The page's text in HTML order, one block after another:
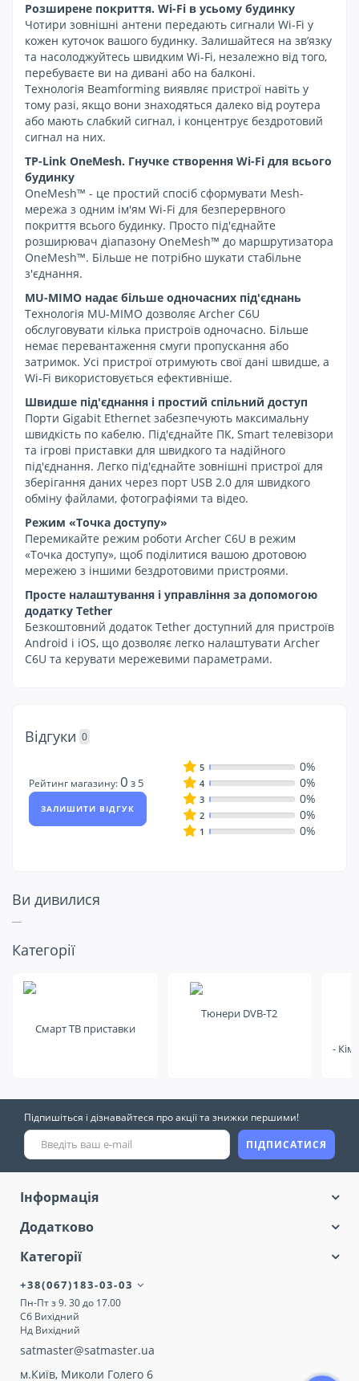
Розширене покриття. Wi-Fi в усьому будинку
Чотири зовнішні антени передають сигнали Wi-Fi у
кожен куточок вашого будинку. Залишайтеся на зв’язку
та насолоджуйтесь швидким Wi-Fi, незалежно від того,
перебуваєте ви на дивані або на балконі.
Технологія Beamforming виявляє пристрої навіть у
тому разі, якщо вони знаходяться далеко від роутера
або мають слабкий сигнал, і концентрує бездротовий
сигнал на них.
TP-Link OneMesh. Гнучке створення Wi-Fi для всього
будинку
OneMesh™ - це простий спосіб сформувати Mesh-
мережа з одним ім'ям Wi-Fi для безперервного
покриття всього будинку. Просто під'єднайте
розширювач діапазону OneMesh™ до маршрутизатора
OneMesh™. Більше не потрібно шукати стабільне
з'єднання.
MU-MIMO надає більше одночасних під'єднань
Технологія MU-MIMO дозволяє Archer C6U
обслуговувати кілька пристроїв одночасно. Більше
немає перевантаження смуги пропускання або
затримок. Усі пристрої отримують свої дані швидше, а
Wi-Fi використовується ефективніше.
Швидше під'єднання і простий спільний доступ
Порти Gigabit Ethernet забезпечують максимальну
швидкість по кабелю. Під'єднайте ПК, Smart телевізори
та ігрові приставки для швидкого та надійного
під'єднання. Легко під'єднайте зовнішні пристрої для
зберігання даних через порт USB 2.0 для швидкого
обміну файлами, фотографіями та відео.
Режим «Точка доступу»
Перемикайте режим роботи Archer C6U в режим
«Точка доступу», щоб поділитися вашою дротовою
мережею з іншими бездротовими пристроями.
Просте налаштування і управління за допомогою
додатку Tether
Безкоштовний додаток Tether доступний для пристроїв
Android і iOS, що дозволяє легко налаштувати Archer
C6U та керувати мережевими параметрами.
Відгуки 0
Рейтинг магазину:0 з 5
ЗАЛИШИТИ ВІДГУК
5 0%
4 0%
3 0%
2 0%
1 0%
Ви дивилися
Подивіться ще
на це
Категорії
Смарт ТВ приставки
Тюнери DVB-T2
-
Підпишіться і дізнавайтеся про акції та знижки першими!
ПІДПИСАТИСЯ
Інформація
Додатково
Категорії
+38(067)183-03-03
Пн-Пт з 9. 30 до 17.00
Сб Вихідний
Нд Вихідний
satmaster@satmaster.ua
м.Київ, Миколи Голего 6